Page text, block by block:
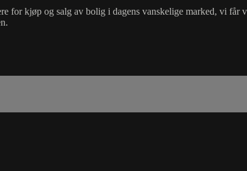
for kjøp og salg av bolig i dagens vanskelige marked, vi